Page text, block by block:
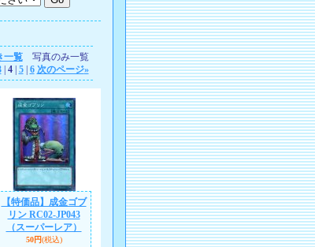
一覧写真のみ一覧
| 4| 5| 6 次のページ»
【特価品】成金ゴブ
リン RC02-JP043
（スーパーレア）
50円(税込)